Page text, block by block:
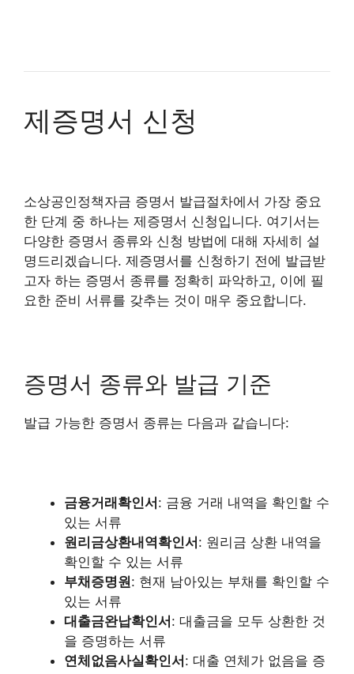
제증명서 신청
소상공인정책자금 증명서 발급절차에서 가장 중요
한 단계 중 하나는 제증명서 신청입니다. 여기서는
다양한 증명서 종류와 신청 방법에 대해 자세히 설
명드리겠습니다. 제증명서를 신청하기 전에 발급받
고자 하는 증명서 종류를 정확히 파악하고, 이에 필
요한 준비 서류를 갖추는 것이 매우 중요합니다.
증명서 종류와 발급 기준
발급 가능한 증명서 종류는 다음과 같습니다:
금융거래확인서 : 금융 거래 내역을 확인할 수
있는 서류
원리금상환내역확인서 : 원리금 상환 내역을
확인할 수 있는 서류
부채증명원: 현재 남아있는 부채를 확인할 수
있는 서류
대출금완납확인서 : 대출금을 모두 상환한 것
을 증명하는 서류
연체없음사실확인서 : 대출 연체가 없음을 증